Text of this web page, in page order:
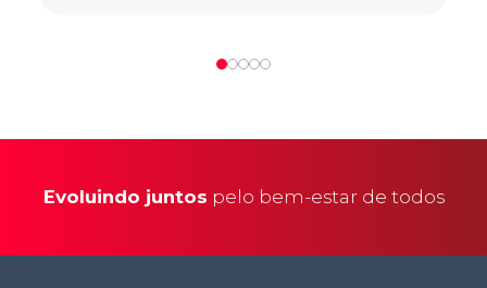
Evoluindo juntos pelo bem-estar de todos